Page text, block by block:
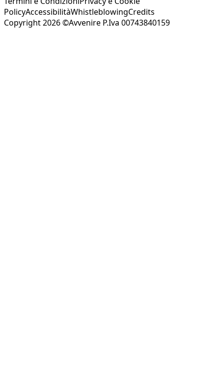
PolicyAccessibilitàWhistleblowingCredits
Copyright 2026 ©Avvenire P.Iva 00743840159